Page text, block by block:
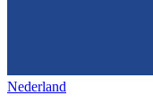
Nederland